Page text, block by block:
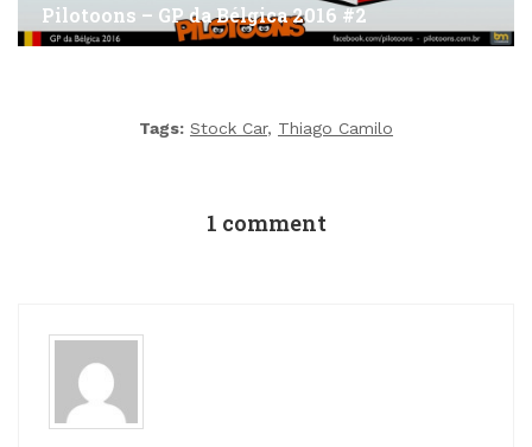
Pilotoons – GP da Bélgica 2016 #2
Tags: Stock Car, Thiago Camilo
1 comment